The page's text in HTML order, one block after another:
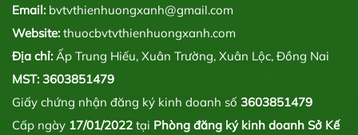
Email: bvtvthienhuongxanh@gmail.com
Website: thuocbvtvthienhuongxanh.com
Địa chỉ: Ấp Trung Hiếu, Xuân Trường, Xuân Lộc, Đồng Nai
MST: 3603851479
Giấy chứng nhận đăng ký kinh doanh số 3603851479
Cấp ngày 17/01/2022 tại Phòng đăng ký kinh doanh Sở Kế